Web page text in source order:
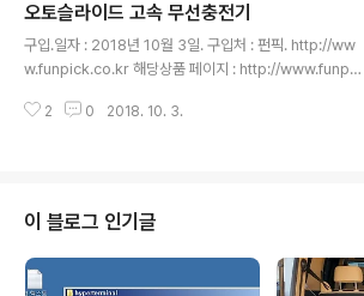
오토슬라이드 고속 무선충전기
구입.일자 : 2018년 10월 3일. 구입처 : 펀픽. http://ww
w.funpick.co.kr 해당상품 페이지 : http://www.funpic
=3048&category=011005판매가격 : 45,000원. 실
력 규격: 5V 2A, 9V 1.67A 최대 충전전력 : 10W출력 : 5
V 1.5A, 9V 1.2A무게 : 98g 사이즈 : 70mm x 116mm.
거치가능 폰 사이즈 : 가로 78mm 이내 모두 거치 가능. 장
착예. 차량송..
2 0 2018. 10. 3.
이 블로그 인기글